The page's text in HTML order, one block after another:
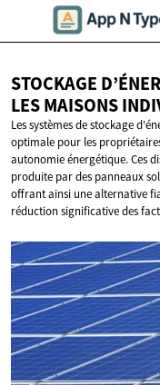
STOCKAGE
LESMAISONS
Les systèmes de stockage
optimale pour les
autonomie énergétique. Ces
produite par des panneaux
offrant ainsi une alternative
réduction significative des